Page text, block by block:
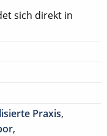
sich direkt in
Praxis,
,